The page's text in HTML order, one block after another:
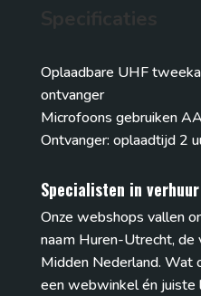
Oplaadbare UHF
ontvanger
Microfoons gebruiken
Ontvanger: oplaadtijd 2
Specialisten in verhuur
Onze webshops vallen
naam Huren-Utrecht, de
Midden Nederland. Wat
een webwinkel én juiste